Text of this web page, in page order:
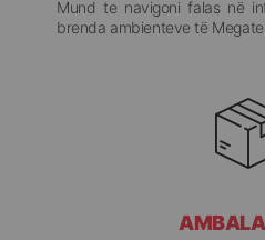
Mund te navigoni falas në
brenda ambienteve të